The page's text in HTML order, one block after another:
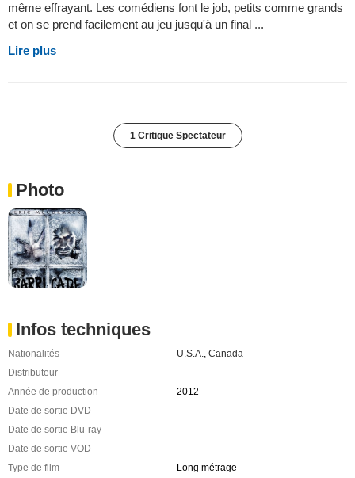
même effrayant. Les comédiens font le job, petits comme grands
et on se prend facilement au jeu jusqu'à un final ...
Lire plus
1 Critique Spectateur
Photo
Infos techniques
Nationalités U.S.A.
Canada
Distributeur
-
Année de production
2012
Date de sortie DVD
-
Date de sortie Blu-ray
-
Date de sortie VOD
-
Type de film
Long métrage